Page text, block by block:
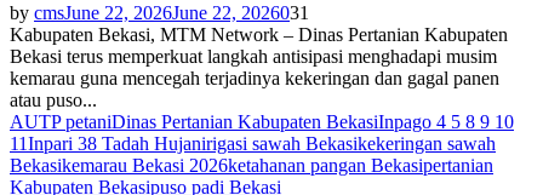
by cmsJune 22, 2026June 22, 2026031
Kabupaten Bekasi, MTM Network – Dinas Pertanian Kabupaten
Bekasi terus memperkuat langkah antisipasi menghadapi musim
kemarau guna mencegah terjadinya kekeringan dan gagal panen
atau puso...
AUTP petaniDinas Pertanian Kabupaten BekasiInpago 4 5 8 9 10
11Inpari 38 Tadah Hujanirigasi sawah Bekasikekeringan sawah
Bekasikemarau Bekasi 2026ketahanan pangan Bekasipertanian
Kabupaten Bekasipuso padi Bekasi